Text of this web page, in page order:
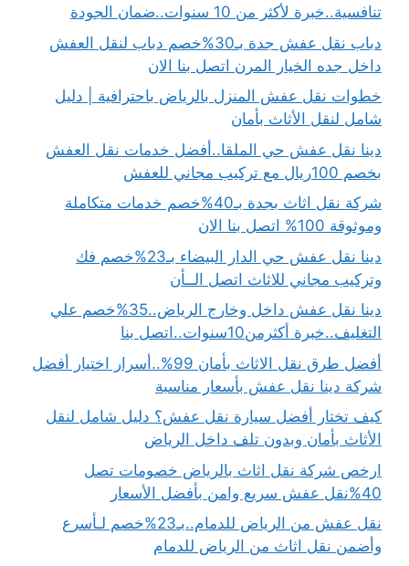
تنافسية..خبرة لأكثر من 10 سنوات..ضمان الجودة
دباب نقل عفش جدة بـ30%خصم دباب لنقل العفش
داخل جده الخيار المرن اتصل بنا الان
خطوات نقل عفش المنزل بالرياض باحترافية | دليل
شامل لنقل الأثاث بأمان
دينا نقل عفش حي الملقا..أفضل خدمات نقل العفش
بخصم 100ريال مع تركيب مجاني للعفش
شركة نقل اثاث بجدة بـ40%خصم خدمات متكاملة
وموثوقة 100% اتصل بنا الان
دينا نقل عفش حي الدار البيضاء بـ23%خصم فك
وتركيب مجاني للاثاث اتصل الــأن
دينا نقل عفش داخل وخارج الرياض..35%خصم علي
التغليف..خبرة أكثرمن10سنوات..اتصل بنا
أفضل طرق نقل الاثاث بأمان 99%..أسرار اختيار أفضل
شركة دينا نقل عفش بأسعار مناسبة
كيف تختار أفضل سيارة نقل عفش؟ دليل شامل لنقل
الأثاث بأمان وبدون تلف داخل الرياض
ارخص شركة نقل اثاث بالرياض خصومات تصل
40%نقل عفش سريع وامن بأفضل الأسعار
نقل عفش من الرياض للدمام..بـ23%خصم لـأسرع
وأضمن نقل اثاث من الرياض للدمام